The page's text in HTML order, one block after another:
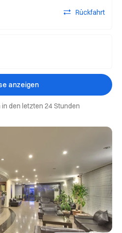
Rückfahrt
anzeigen
den letzten 24 Stunden